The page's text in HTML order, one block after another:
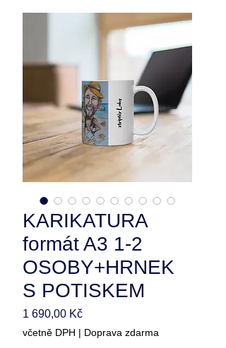
KARIKATURA
formát A3 1-2
OSOBY+HRNEK
S POTISKEM
1 690,00 KčCena
včetně DPH | Doprava zdarma